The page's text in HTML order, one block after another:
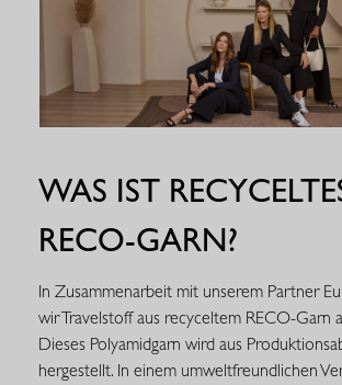
WAS IST
RECO-GARN?
In Zusammenarbeit mit unserem Partner
wir Travelstoff aus recyceltem RECO-Garn
Dieses Polyamidgarn wird aus
hergestellt. In einem umweltfreundlichen